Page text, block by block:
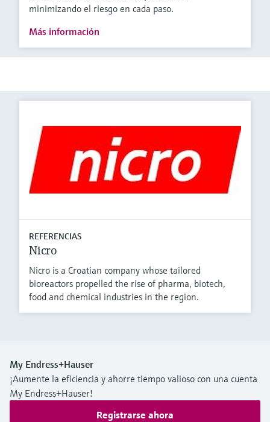
minimizando el riesgo en cada paso.
Más información
REFERENCIAS
Nicro
Nicro is a Croatian company whose tailored
bioreactors propelled the rise of pharma, biotech,
food and chemical industries in the region.
My Endress+Hauser
¡Aumente la eficiencia y ahorre tiempo valioso con una cuenta
My Endress+Hauser!
Registrarse ahora